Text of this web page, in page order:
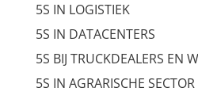
5S IN LOGISTIEK
5S IN DATACENTERS
5S BIJ TRUCKDEALERS EN
5S IN AGRARISCHE SECTOR